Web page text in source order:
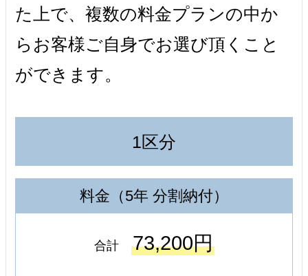
た上で、複数の料金プランの中か
らお客様ご自身でお選び頂くこと
ができます。
1区分
料金（5年 分割納付）
合計 73,200円